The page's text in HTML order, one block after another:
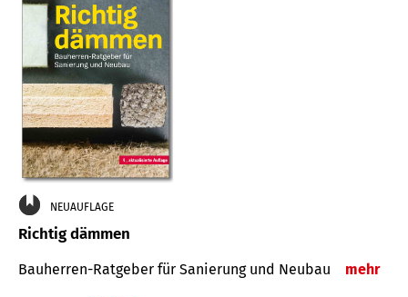
NEUAUFLAGE
Richtig dämmen
Bauherren-Ratgeber für Sanierung und Neubau mehr